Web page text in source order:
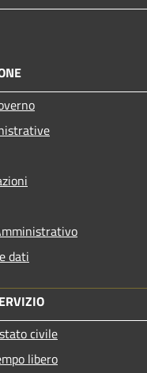
dati
civile
libero